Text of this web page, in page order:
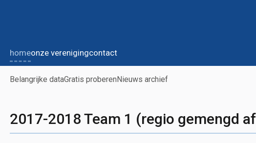
homeonze verenigingcontact
Belangrijke dataGratis proberenNieuws archief
2017-2018 Team 1 (regio gemengd